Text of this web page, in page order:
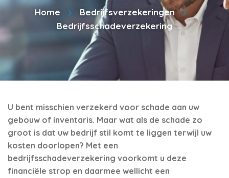
Home
Bedrijfsverzekeringen
Bedrijfsschadeverzekering
U bent misschien verzekerd voor schade aan uw
gebouw of inventaris. Maar wat als de schade zo
groot is dat uw bedrijf stil komt te liggen terwijl uw
kosten doorlopen? Met een
bedrijfsschadeverzekering voorkomt u deze
financiële strop en daarmee wellicht een